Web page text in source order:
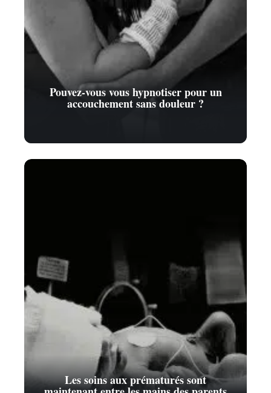
Pouvez-vous vous hypnotiser pour un
accouchement sans douleur ?
Les soins aux prématurés sont